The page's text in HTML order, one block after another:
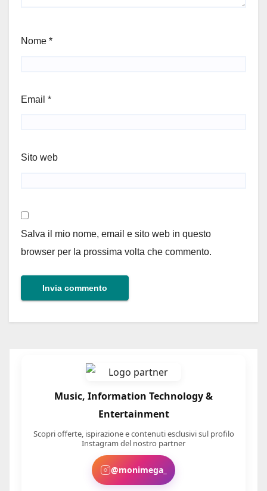
Nome *
Email *
Sito web
Salva il mio nome, email e sito web in questo
browser per la prossima volta che commento.
Music, Information Technology &
Entertainment
Scopri offerte, ispirazione e contenuti esclusivi sul profilo
Instagram del nostro partner
@monimega_